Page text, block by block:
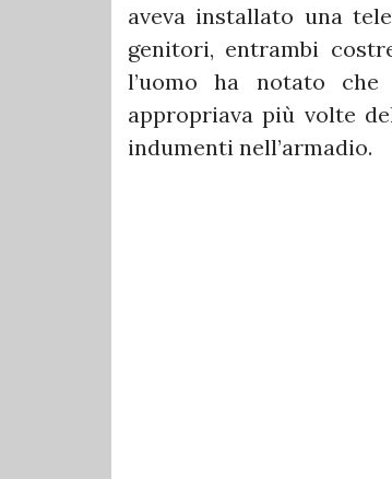
aveva installato una
genitori, entrambi
l’uomo ha notato
appropriava più volte
indumenti nell’armadio.